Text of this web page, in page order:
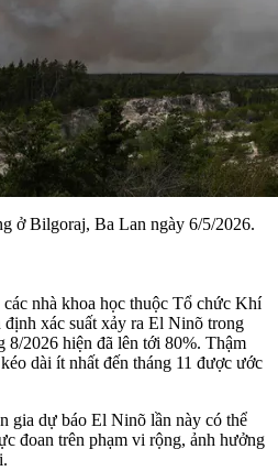
ở Bilgoraj, Ba Lan ngày 6/5/2026.
nhà khoa học thuộc Tổ chức Khí
xác suất xảy ra El Ninõ trong
8/2026 hiện đã lên tới 80%. Thậm
dài ít nhất đến tháng 11 được ước
gia dự báo El Ninõ lần này có thể
đoan trên phạm vi rộng, ảnh hưởng